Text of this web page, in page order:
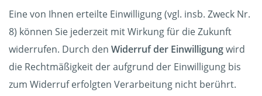
Eine von Ihnen erteilte Einwilligung (vgl. insb. Zweck Nr.
8) können Sie jederzeit mit Wirkung für die Zukunft
widerrufen. Durch den Widerruf der Einwilligungwird
die Rechtmäßigkeit der aufgrund der Einwilligung bis
zum Widerruf erfolgten Verarbeitung nicht berührt.